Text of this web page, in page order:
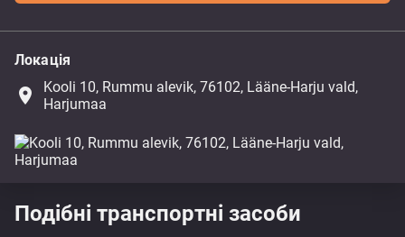
Локація
place
Kooli 10, Rummu alevik, 76102, Lääne-Harju vald,
Harjumaa
Подібні транспортні засоби